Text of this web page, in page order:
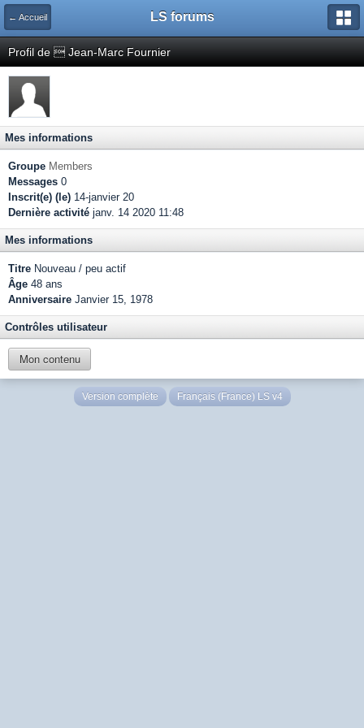
← Accueil LS forums
Profil de  Jean-Marc Fournier
Mes informations
Groupe Members
Messages 0
Inscrit(e) (le) 14-janvier 20
Dernière activité janv. 14 2020 11:48
Mes informations
Titre Nouveau / peu actif
Âge 48 ans
Anniversaire Janvier 15, 1978
Contrôles utilisateur
Mon contenu
Version complète Français (France) LS v4